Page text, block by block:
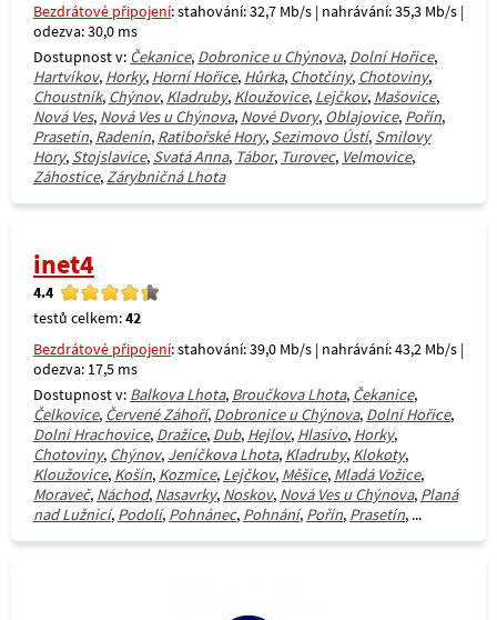
Bezdrátové připojení: stahování: 32,7 Mb/s | nahrávání: 35,3 Mb/s |
odezva: 30,0 ms
Dostupnost v: Čekanice, Dobronice u Chýnova, Dolní Hořice,
Hartvíkov, Horky, Horní Hořice, Hůrka, Chotčiny, Chotoviny,
Choustník, Chýnov, Kladruby, Kloužovice, Lejčkov, Mašovice,
Nová Ves, Nová Ves u Chýnova, Nové Dvory, Oblajovice, Pořín,
Prasetín, Radenín, Ratibořské Hory, Sezimovo Ústí, Smilovy
Hory, Stojslavice, Svatá Anna, Tábor, Turovec, Velmovice,
Záhostice,Zárybničná Lhota
inet4
4.4
testů celkem:42
Bezdrátové připojení: stahování: 39,0 Mb/s | nahrávání: 43,2 Mb/s |
odezva: 17,5 ms
Dostupnost v: Balkova Lhota, Broučkova Lhota, Čekanice,
Čelkovice, Červené Záhoří, Dobronice u Chýnova, Dolní Hořice,
Dolní Hrachovice, Dražice, Dub, Hejlov, Hlasivo, Horky,
Chotoviny, Chýnov, Jeníčkova Lhota, Kladruby, Klokoty,
Kloužovice, Košín, Kozmice, Lejčkov, Měšice, Mladá Vožice,
Moraveč, Náchod, Nasavrky, Noskov, Nová Ves u Chýnova, Planá
nad Lužnicí, Podolí, Pohnánec, Pohnání, Pořín, Prasetín, ...